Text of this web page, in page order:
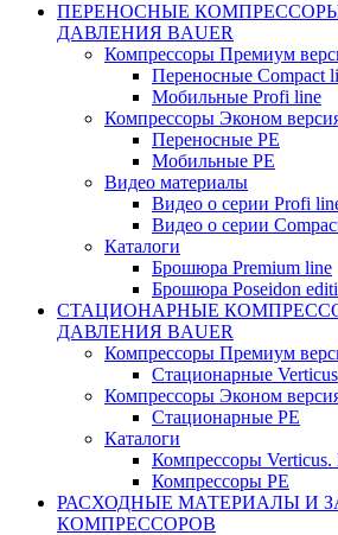
ПЕРЕНОСНЫЕ
ДАВЛЕНИЯ BAUER
Компрессоры Премиум
Переносные Compact
Мобильные Profi line
Компрессоры Эконом
Переносные PE
Мобильные PE
Видео материалы
Видео о серии Profi
Видео о серии
Каталоги
Брошюра Premium line
Брошюра Poseidon
СТАЦИОНАРНЫЕ
ДАВЛЕНИЯ BAUER
Компрессоры Премиум
Стационарные Verticus
Компрессоры Эконом
Стационарные PE
Каталоги
Компрессоры
Компрессоры PE
РАСХОДНЫЕ МАТЕРИАЛЫ И
КОМПРЕССОРОВ